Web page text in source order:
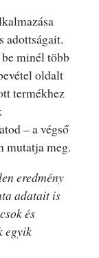
adottságait.
minél több
oldalt
termékhez
– a végső
mutatja meg.
eredmény
adatait is
és
egyik